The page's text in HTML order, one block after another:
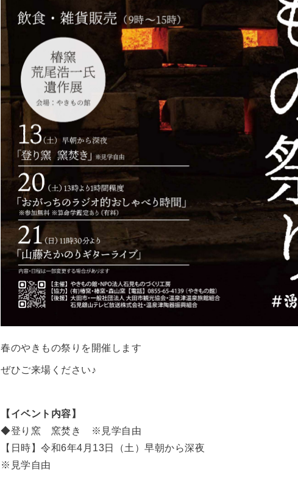
春のやきもの祭りを開催します
ぜひご来場ください♪
【イベント内容】
◆登り窯 窯焚き ※見学自由
【日時】令和6年4月13日（土）早朝から深夜
※見学自由